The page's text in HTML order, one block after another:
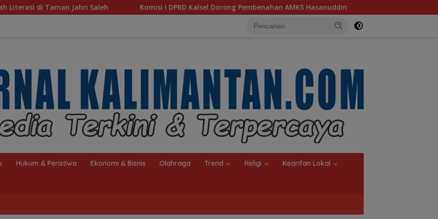
Komisi I DPRD Kalsel Dorong Pembenahan AMKS Hasanuddin Ketua TP PKK Kalsel, Dorong Kreasi Olahan
Hukum & Peristiwa Ekonomi & Bisnis Olahraga Trend Religi Kearifan Lokal